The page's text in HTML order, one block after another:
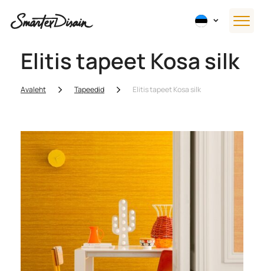
Elitis tapeet Kosa silk
Avaleht Tapeedid Elitis tapeet Kosa silk